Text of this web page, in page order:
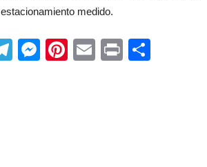
medido.
Telegram
Messenger
Pinterest
EmailPrint